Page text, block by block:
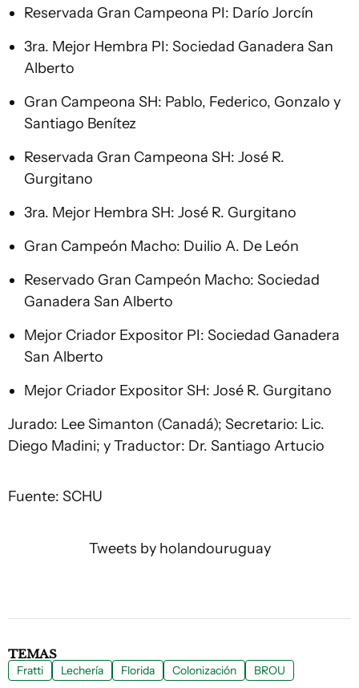
Reservada Gran Campeona PI: Darío Jorcín
3ra. Mejor Hembra PI: Sociedad Ganadera San
Alberto
Gran Campeona SH: Pablo, Federico, Gonzalo y
Santiago Benítez
Reservada Gran Campeona SH: José R.
Gurgitano
3ra. Mejor Hembra SH: José R. Gurgitano
Gran Campeón Macho: Duilio A. De León
Reservado Gran Campeón Macho: Sociedad
Ganadera San Alberto
Mejor Criador Expositor PI: Sociedad Ganadera
San Alberto
Mejor Criador Expositor SH: José R. Gurgitano
Jurado: Lee Simanton (Canadá); Secretario: Lic.
Diego Madini; y Traductor: Dr. Santiago Artucio
Fuente: SCHU
Tweets by holandouruguay
TEMAS
Fratti Lechería Florida Colonización BROU